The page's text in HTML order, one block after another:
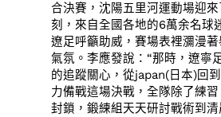
合決賽，沈陽五里河運動場迎
刻，來自全國各地的6萬余名球
遼足呼籲助威，賽場表裡瀰漫
氣氛。李應發說：“那時，遼寧
的追蹤關心，從japan(日本)回
力備戰這場決戰，全隊除了練
封鎖，鍛練組天天研討戰術到